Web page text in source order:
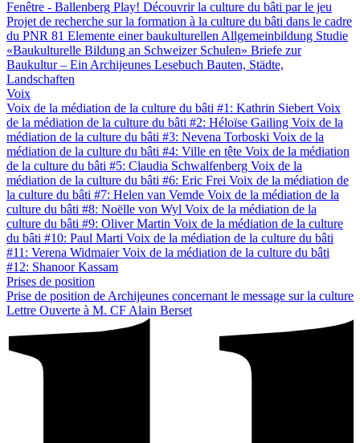
Fenêtre - Ballenberg Play! Découvrir la culture du bâti par le jeu
Projet de recherche sur la formation à la culture du bâti dans le cadre
du PNR 81 Elemente einer baukulturellen Allgemeinbildung Studie
«Baukulturelle Bildung an Schweizer Schulen» Briefe zur
Baukultur – Ein Archijeunes Lesebuch Bauten, Städte,
Landschaften
Voix
Voix de la médiation de la culture du bâti #1: Kathrin Siebert Voix
de la médiation de la culture du bâti #2: Héloïse Gailing Voix de la
médiation de la culture du bâti #3: Nevena Torboski Voix de la
médiation de la culture du bâti #4: Ville en tête Voix de la médiation
de la culture du bâti #5: Claudia Schwalfenberg Voix de la
médiation de la culture du bâti #6: Eric Frei Voix de la médiation de
la culture du bâti #7: Helen van Vemde Voix de la médiation de la
culture du bâti #8: Noëlle von Wyl Voix de la médiation de la
culture du bâti #9: Oliver Martin Voix de la médiation de la culture
du bâti #10: Paul Marti Voix de la médiation de la culture du bâti
#11: Verena WidmaierVoix de la médiation de la culture du bâti
#12: Shanoor Kassam
Prises de position
Prise de position de Archijeunes concernant le message sur la culture
Lettre Ouverte à M. CF Alain Berset